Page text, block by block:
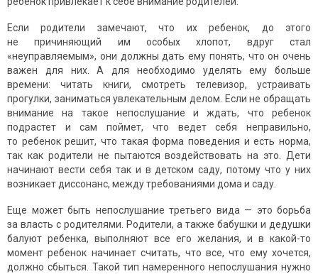
Если родители замечают, что их ребенок, до этого
не причиняющий им особых хлопот, вдруг стал
«неуправляемым», они должны дать ему понять, что он очень
важен для них. А для необходимо уделять ему больше
времени: читать книги, смотреть телевизор, устраивать
прогулки, заниматься увлекательным делом. Если не обращать
внимание на такое непослушание и ждать, что ребенок
подрастет и сам поймет, что ведет себя неправильно,
то ребенок решит, что такая форма поведения и есть норма,
так как родители не пытаются воздействовать на это. Дети
начинают вести себя так и в детском саду, потому что у них
возникает диссонанс, между требованиями дома и саду.
Еще может быть непослушание третьего вида — это борьба
за власть с родителями. Родители, а также бабушки и дедушки
балуют ребенка, выполняют все его желания, и в какой-то
момент ребенок начинает считать, что все, что ему хочется,
должно сбыться. Такой тип намеренного непослушания нужно